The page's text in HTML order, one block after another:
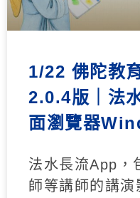
1/22 佛陀教
2.0.4版｜法
面瀏覽器
法水長流App，
師等講師的講演